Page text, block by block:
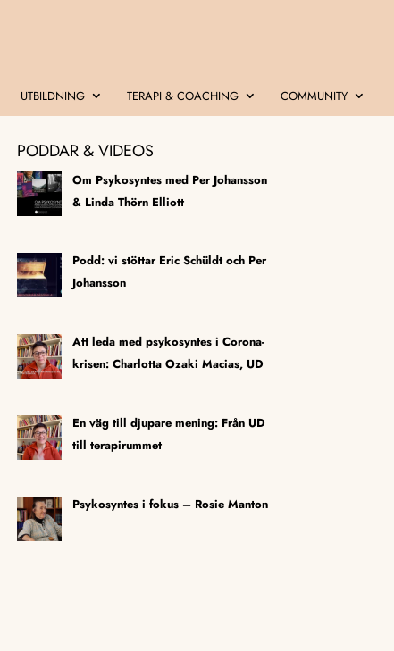
UTBILDNING TERAPI & COACHING COMMUNITY
PODDAR & VIDEOS
Om Psykosyntes med Per Johansson
& Linda Thörn Elliott
Podd: vi stöttar Eric Schüldt och Per
Johansson
Att leda med psykosyntes i Corona-
krisen: Charlotta Ozaki Macias, UD
En väg till djupare mening: Från UD
till terapirummet
Psykosyntes i fokus – Rosie Manton